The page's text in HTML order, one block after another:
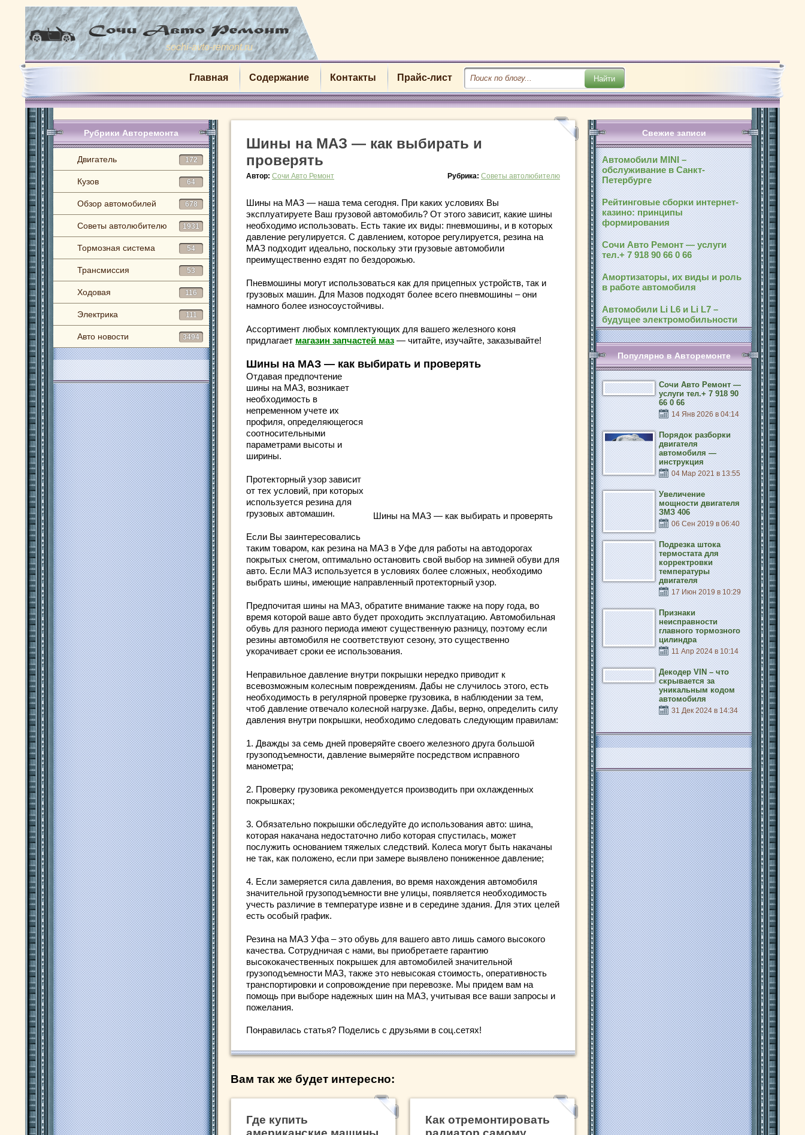
sochi-avto-remont.ru
Главная Содержание Контакты Прайс-лист
Рубрики Авторемонта
Двигатель 172
Кузов 64
Обзор автомобилей 678
Советы автолюбителю 1931
Тормозная система 54
Трансмиссия 53
Ходовая 116
Электрика 111
Авто новости 3494
Шины на МАЗ — как выбирать и
проверять
Автор: Сочи Авто Ремонт Рубрика: Советы автолюбителю
Шины на МАЗ — наша тема сегодня. При каких условиях Вы
эксплуатируете Ваш грузовой автомобиль? От этого зависит, какие шины
необходимо использовать. Есть такие их виды: пневмошины, и в которых
давление регулируется. С давлением, которое регулируется, резина на
МАЗ подходит идеально, поскольку эти грузовые автомобили
преимущественно ездят по бездорожью.
Пневмошины могут использоваться как для прицепных устройств, так и
грузовых машин. Для Мазов подходят более всего пневмошины – они
намного более износоустойчивы.
Ассортимент любых комплектующих для вашего железного коня
придлагает магазин запчастей маз — читайте, изучайте, заказывайте!
Шины на МАЗ — как выбирать и проверять
Шины на МАЗ — как выбирать и проверять
Отдавая предпочтение
шины на МАЗ, возникает
необходимость в
непременном учете их
профиля, определяющегося
соотносительными
параметрами высоты и
ширины.
Протекторный узор зависит
от тех условий, при которых
используется резина для
грузовых автомашин.
Если Вы заинтересовались
таким товаром, как резина на МАЗ в Уфе для работы на автодорогах
покрытых снегом, оптимально остановить свой выбор на зимней обуви для
авто. Если МАЗ используется в условиях более сложных, необходимо
выбрать шины, имеющие направленный протекторный узор.
Предпочитая шины на МАЗ, обратите внимание также на пору года, во
время которой ваше авто будет проходить эксплуатацию. Автомобильная
обувь для разного периода имеют существенную разницу, поэтому если
резины автомобиля не соответствуют сезону, это существенно
укорачивает сроки ее использования.
Неправильное давление внутри покрышки нередко приводит к
всевозможным колесным повреждениям. Дабы не случилось этого, есть
необходимость в регулярной проверке грузовика, в наблюдении за тем,
чтоб давление отвечало колесной нагрузке. Дабы, верно, определить силу
давления внутри покрышки, необходимо следовать следующим правилам:
1. Дважды за семь дней проверяйте своего железного друга большой
грузоподъемности, давление вымеряйте посредством исправного
манометра;
2. Проверку грузовика рекомендуется производить при охлажденных
покрышках;
3. Обязательно покрышки обследуйте до использования авто: шина,
которая накачана недостаточно либо которая спустилась, может
послужить основанием тяжелых следствий. Колеса могут быть накачаны
не так, как положено, если при замере выявлено пониженное давление;
4. Если замеряется сила давления, во время нахождения автомобиля
значительной грузоподъемности вне улицы, появляется необходимость
учесть различие в температуре извне и в середине здания. Для этих целей
есть особый график.
Резина на МАЗ Уфа – это обувь для вашего авто лишь самого высокого
качества. Сотрудничая с нами, вы приобретаете гарантию
высококачественных покрышек для автомобилей значительной
грузоподъемности МАЗ, также это невысокая стоимость, оперативность
транспортировки и сопровождение при перевозке. Мы придем вам на
помощь при выборе надежных шин на МАЗ, учитывая все ваши запросы и
пожелания.
Понравилась статья? Поделись с друзьями в соц.сетях!
Вам так же будет интересно:
Где купить
Как отремонтировать
Свежие записи
Автомобили MINI –
обслуживание в Санкт-
Петербурге
Рейтинговые сборки интернет-
казино: принципы
формирования
Сочи Авто Ремонт — услуги
тел.+ 7 918 90 66 0 66
Амортизаторы, их виды и роль
в работе автомобиля
Автомобили Li L6 и Li L7 –
будущее электромобильности
Популярно в Авторемонте
Сочи Авто Ремонт —
услуги тел.+ 7 918 90
66 0 66
14 Янв 2026 в 04:14
Порядок разборки
двигателя
автомобиля —
инструкция
04 Мар 2021 в 13:55
Увеличение
мощности двигателя
ЗМЗ 406
06 Сен 2019 в 06:40
Подрезка штока
термостата для
корректровки
температуры
двигателя
17 Июн 2019 в 10:29
Признаки
неисправности
главного тормозного
цилиндра
11 Апр 2024 в 10:14
Декодер VIN – что
скрывается за
уникальным кодом
автомобиля
31 Дек 2024 в 14:34